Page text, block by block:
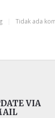
Tidak ada
VIA